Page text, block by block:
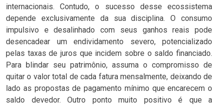
internacionais. Contudo, o sucesso desse ecossistema
depende exclusivamente da sua disciplina. O consumo
impulsivo e desalinhado com seus ganhos reais pode
desencadear um endividamento severo, potencializado
pelas taxas de juros que incidem sobre o saldo financiado.
Para blindar seu patrimônio, assuma o compromisso de
quitar o valor total de cada fatura mensalmente, deixando de
lado as propostas de pagamento mínimo que encarecem o
saldo devedor. Outro ponto muito positivo é que a